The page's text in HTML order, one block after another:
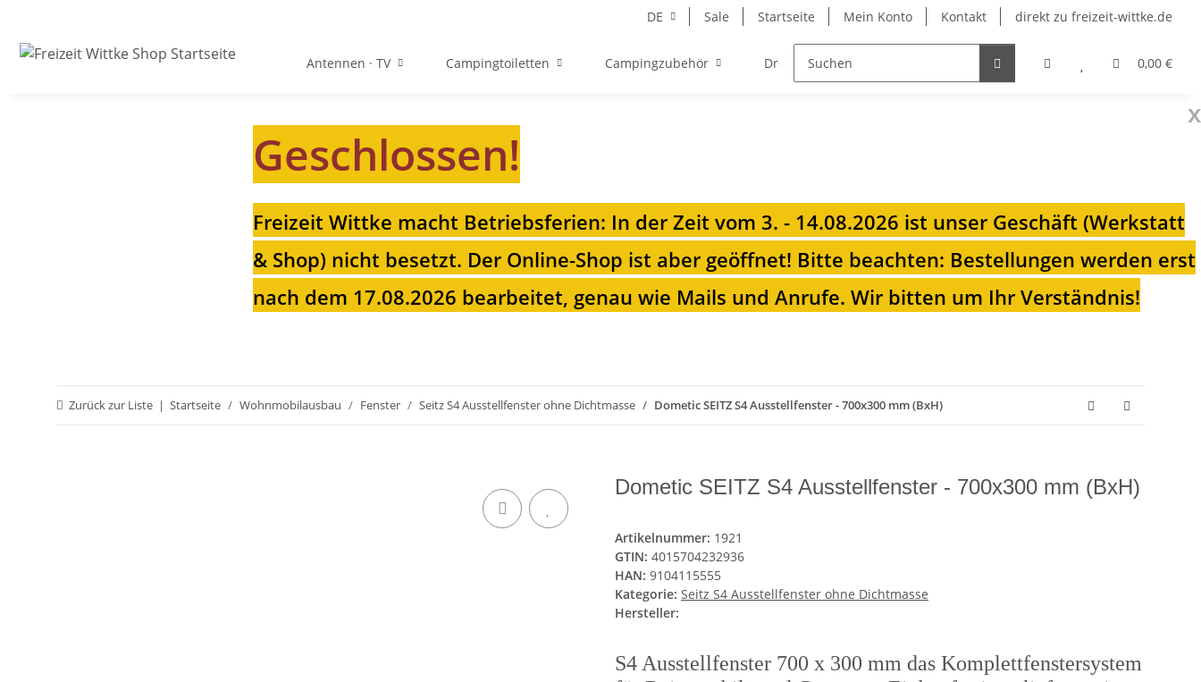
DE Sale Startseite Mein Konto Kontakt direkt zu freizeit-wittke.de
0,00 €
Antennen · TV Campingtoiletten Campingzubehör Drehkonsolen Heizungen für Ihren
x
Geschlossen!
Freizeit Wittke macht Betriebsferien: In der Zeit vom 3. - 14.08.2026 ist unser Geschäft (Werkstatt
& Shop) nicht besetzt. Der Online-Shop ist aber geöffnet! Bitte beachten: Bestellungen werden erst
nach dem 17.08.2026 bearbeitet, genau wie Mails und Anrufe. Wir bitten um Ihr Verständnis!
Zurück zur Liste Startseite Wohnmobilausbau Fenster Seitz S4 Ausstellfenster ohne Dichtmasse Dometic SEITZ S4 Ausstellfenster - 700x300 mm (BxH)
Dometic SEITZ S4 Ausstellfenster - 700x300 mm (BxH)
Artikelnummer: 1921
GTIN: 4015704232936
HAN: 9104115555
Kategorie: Seitz S4 Ausstellfenster ohne Dichtmasse
Hersteller:
S4 Ausstellfenster 700 x 300 mm das Komplettfenstersystem